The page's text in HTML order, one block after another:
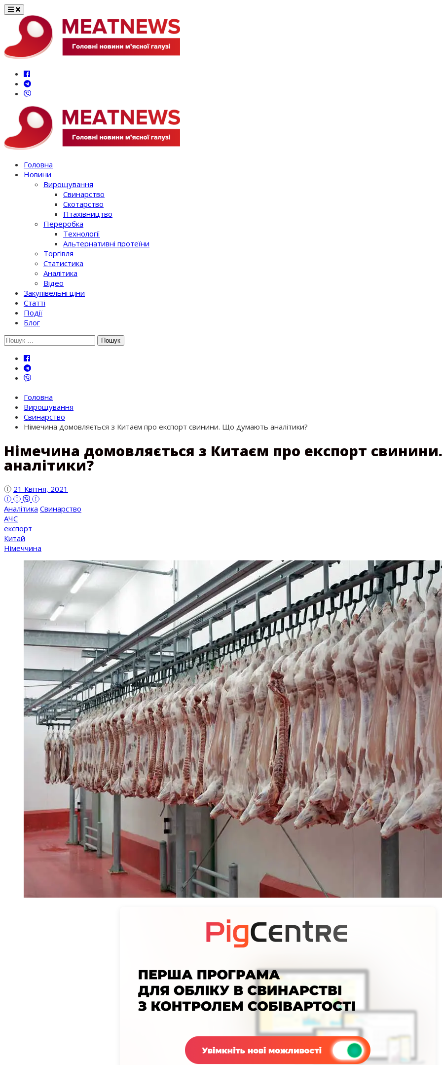
Перейти
вмісту
Головна
Новини
Вирощування
Свинарство
Скотарство
Птахівництво
Переробка
Технології
Альтернативні протеїни
Торгівля
Статистика
Аналітика
Відео
Закупівельні ціни
Статті
Події
Блог
Шукати:
Головна
Вирощування
Свинарство
Німечина домовляється з Китаєм про експорт свинини. Що думають аналітики?
Німечина домовляється з Китаєм про експорт
аналітики?
21 Квітня, 2021
Аналітика Свинарство
АЧС
експорт
Китай
Німеччина